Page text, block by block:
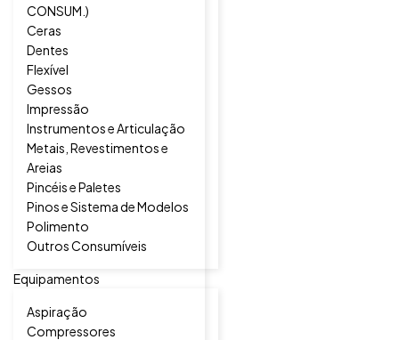
CONSUM.)
Ceras
Dentes
Flexível
Gessos
Impressão
Instrumentos e Articulação
Metais, Revestimentos e
Areias
Pincéis e Paletes
Pinos e Sistema de Modelos
Polimento
Outros Consumíveis
Equipamentos
Aspiração
Compressores